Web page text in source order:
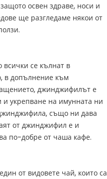
освен здраве, носи и
ще разгледаме някои от
се кълнат в
в допълнение към
джинджифилът е
укрепване на имунната ни
също ни дава
от джинджифил е и
по-добре от чаша кафе.
от видовете чай, които са